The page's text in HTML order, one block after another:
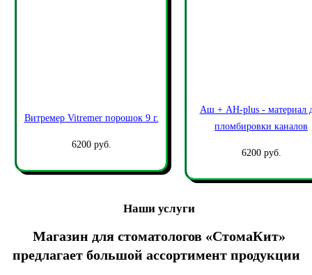
Витремер Vitremer порошок 9 г.
6200 руб.
Аш + AH-plus - материал
пломбировки каналов
6200 руб.
Наши услуги
Магазин для стоматологов «СтомаКит»
предлагает большой ассортимент продукции